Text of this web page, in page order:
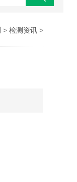
> 检测资讯>